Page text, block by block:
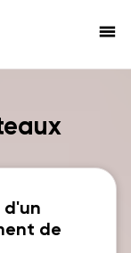
menu
d'un
de